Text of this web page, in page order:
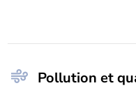
Pollution et